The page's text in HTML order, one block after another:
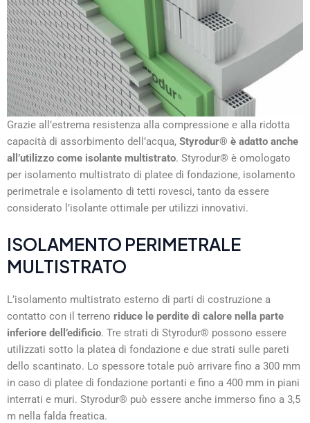
Grazie all’estrema resistenza alla compressione e alla ridotta
capacità di assorbimento dell’acqua, Styrodur® è adatto anche
all’utilizzo come isolante multistrato. Styrodur® è omologato
per isolamento multistrato di platee di fondazione, isolamento
perimetrale e isolamento di tetti rovesci, tanto da essere
considerato l’isolante ottimale per utilizzi innovativi.
ISOLAMENTO PERIMETRALE
MULTISTRATO
L’isolamento multistrato esterno di parti di costruzione a
contatto con il terreno riduce le perdite di calore nella parte
inferiore dell’edificio. Tre strati di Styrodur® possono essere
utilizzati sotto la platea di fondazione e due strati sulle pareti
dello scantinato. Lo spessore totale può arrivare fino a 300 mm
in caso di platee di fondazione portanti e fino a 400 mm in piani
interrati e muri. Styrodur® può essere anche immerso fino a 3,5
m nella falda freatica.